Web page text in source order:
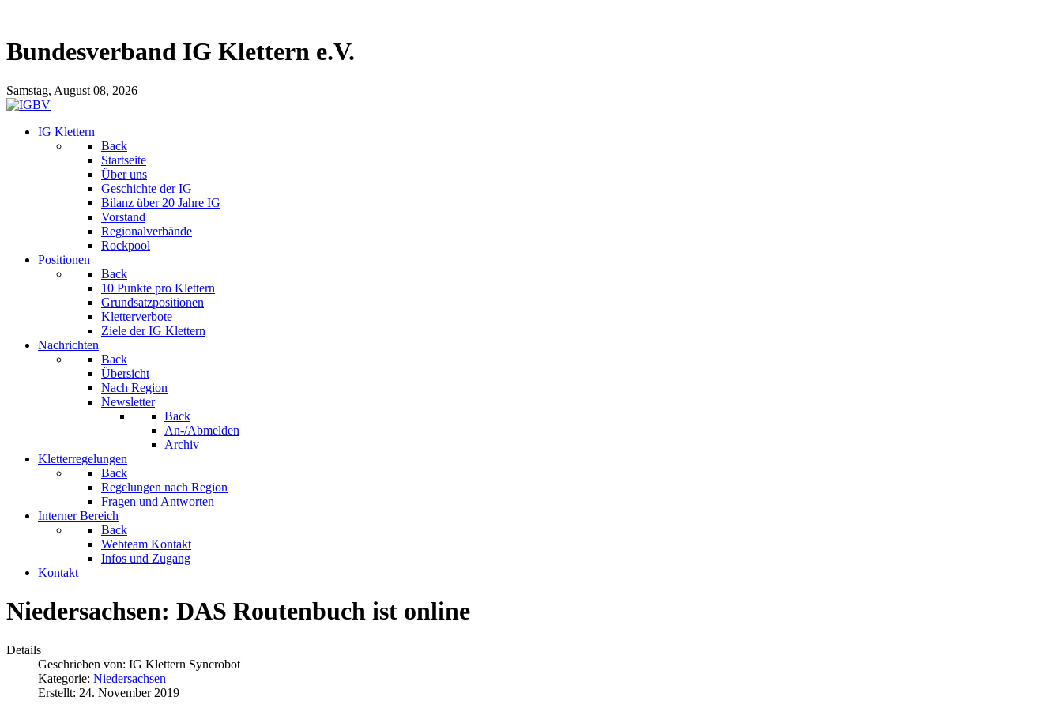
Bundesverband IG Klettern e.V.
Samstag, August 08, 2026
IG Klettern
Back
Startseite
Über uns
Geschichte der IG
Bilanz über 20 Jahre IG
Vorstand
Regionalverbände
Rockpool
Positionen
Back
10 Punkte pro Klettern
Grundsatzpositionen
Kletterverbote
Ziele der IG Klettern
Nachrichten
Back
Übersicht
Nach Region
Newsletter
Back
An-/Abmelden
Archiv
Kletterregelungen
Back
Regelungen nach Region
Fragen und Antworten
Interner Bereich
Back
Webteam Kontakt
Infos und Zugang
Kontakt
Niedersachsen: DAS Routenbuch ist online
Details
Geschrieben von: IG Klettern Syncrobot
Kategorie: Niedersachsen
Erstellt: 24. November 2019